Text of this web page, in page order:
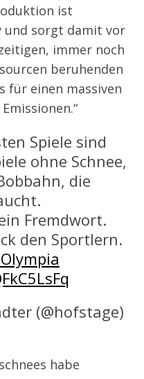
ist
und sorgt damit vor
immer noch
beruhenden
für einen massiven
Spiele sind
ohne Schnee,
die
Fremdwort.
den Sportlern.
(@hofstage)
habe